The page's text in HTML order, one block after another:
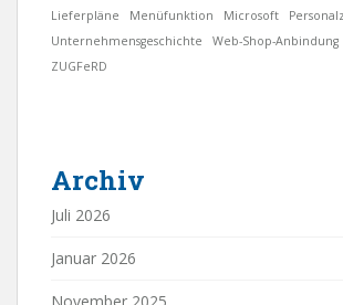
Lieferpläne
Menüfunktion Microsoft
Unternehmensgeschichte
Web-Shop-Anbindung
ZUGFeRD
Archiv
Juli 2026
Januar 2026